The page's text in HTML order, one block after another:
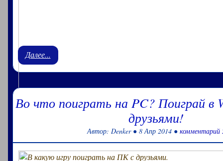
Рекомендую скачать DirectX 9 для Windows 32-64 bit -
игр и программ бесплатно. Предлагается к скачиванию
Далее...
Во что поиграть на PC? Поиграй в
друзьями!
Автор: Denker ● 8 Апр 2014 ● комментарий